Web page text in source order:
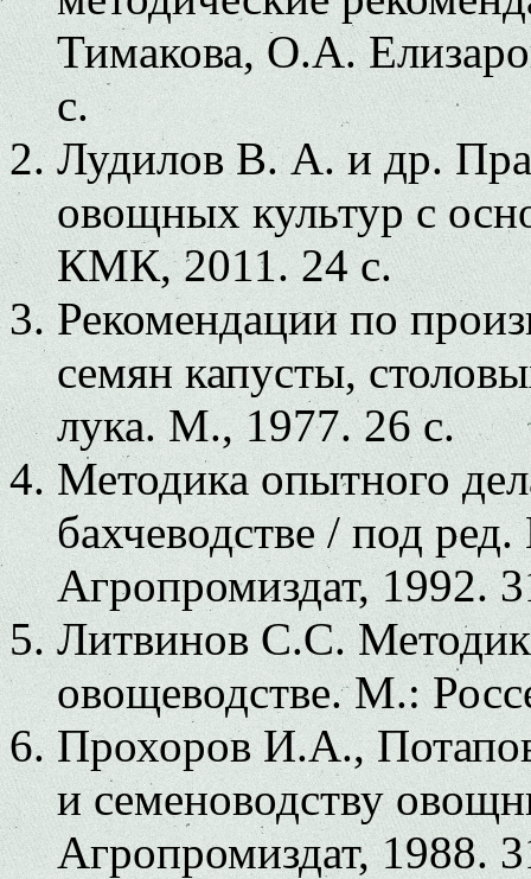
Тимакова, О.А.
с.
Лудилов В. А. и др.
овощных культур с
КМК, 2011. 24 с.
Рекомендации по
семян капусты,
лука. М., 1977. 26 с.
Методика опытного
бахчеводстве / под
Агропромиздат, 1992.
Литвинов С.С.
овощеводстве. М.:
Прохоров И.А.,
и семеноводству
Агропромиздат, 1988.